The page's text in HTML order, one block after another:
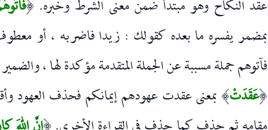
عقد النكاح وهو مبتدأ ضمن معنى الشرط وخبره. (
بمضمر يفسره ما بعده كقولك : زيدا فاضربه ، أو
فآتوهم جملة مسببة عن الجملة المتقدمة مؤكدة لها ،
(عَقَدَتْ) بمعنى عقدت عهودهم إيمانكم فحذف العهود
(